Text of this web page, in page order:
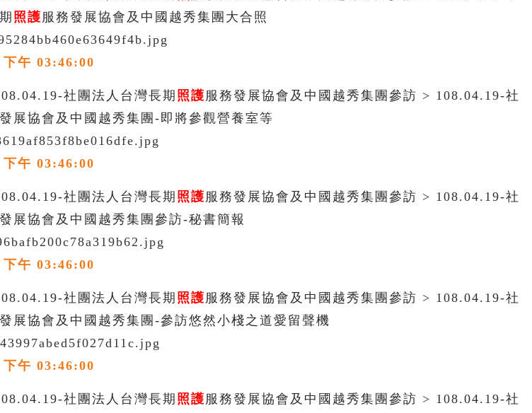
照護 服務發展協會及中國越秀集團大合照
午 03:46:00
社團法人台灣長期 照護 服務發展協會及中國越秀集團參訪 > 108.04.19-社
展協會及中國越秀集團-即將參觀營養室等
午 03:46:00
社團法人台灣長期 照護 服務發展協會及中國越秀集團參訪 > 108.04.19-社
展協會及中國越秀集團參訪-秘書簡報
午 03:46:00
社團法人台灣長期 照護 服務發展協會及中國越秀集團參訪 > 108.04.19-社
展協會及中國越秀集團-參訪悠然小棧之道愛留聲機
午 03:46:00
社團法人台灣長期 照護 服務發展協會及中國越秀集團參訪 > 108.04.19-社